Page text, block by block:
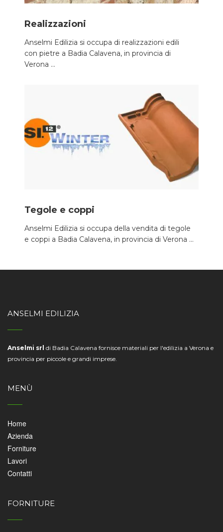
Realizzazioni
Anselmi Edilizia si occupa di realizzazioni edili
con pietre a Badia Calavena, in provincia di
Verona ...
Tegole e coppi
Anselmi Edilizia si occupa della vendita di tegole
e coppi a Badia Calavena, in provincia di Verona ...
ANSELMI EDILIZIA
Anselmi srl di Badia Calavena fornisce materiali per l'edilizia a Verona e
provincia per piccole e grandi imprese.
MENÙ
Home
Azienda
Forniture
Lavori
Contatti
FORNITURE